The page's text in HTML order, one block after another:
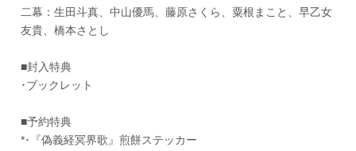
二幕：生田斗真、中山優馬、藤原さくら、粟根まこと、早乙女
友貴、橋本さとし
■封入特典
･ブックレット
■予約特典
*･『偽義経冥界歌』煎餅ステッカー